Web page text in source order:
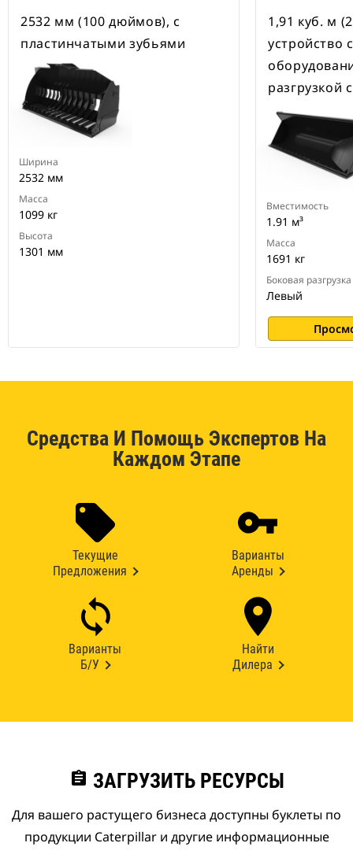
2532 мм (100 дюймов), с
пластинчатыми зубьями
Ширина
2532 мм
Масса
1099 кг
Высота
1301 мм
1,91 куб. м
устройство
разгрузкой
Вместимость
1.91 м³
Масса
1691 кг
Боковая разгрузка
Левый
Средства И Помощь Экспертов На
Каждом Этапе
Текущие
Предложения
Варианты
Аренды
Варианты
Б/У
Найти
Дилера
assignment ЗАГРУЗИТЬ РЕСУРСЫ
Для вашего растущего бизнеса доступны буклеты по
продукции Caterpillar и другие информационные